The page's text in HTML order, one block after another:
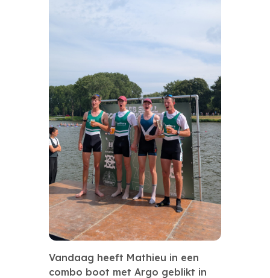
Vandaag heeft Mathieu in een
combo boot met Argo geblikt in